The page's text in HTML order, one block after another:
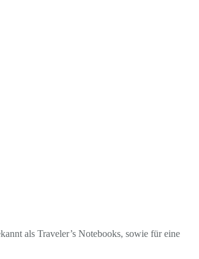
als Traveler’s Notebooks, sowie für eine